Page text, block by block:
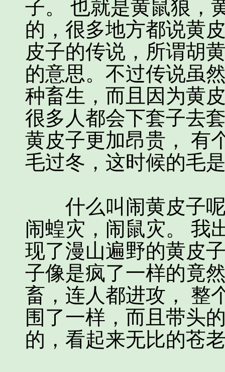
子。 也就是黄鼠狼，
的，很多地方都说黄
皮子的传说，所谓胡
的意思。不过传说虽
种畜生，而且因为黄
很多人都会下套子去
黄皮子更加昂贵， 有
毛过冬，这时候的毛
什么叫闹黄皮子呢
闹蝗灾，闹鼠灾。 我
现了漫山遍野的黄皮
子像是疯了一样的竟
畜，连人都进攻， 整
围了一样，而且带头
的，看起来无比的苍